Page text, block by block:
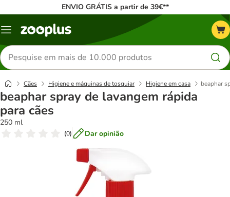
ENVIO GRÁTIS a partir de 39€**
Menu
Pesquisar
produtos
Cães Higiene e máquinas de tosquiar Higiene em casa beaphar
beaphar spray de lavangem rápida
para cães
250 ml
(0) Dar opinião